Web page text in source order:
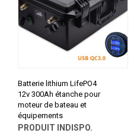
Batterie lithium LifePO4
12v 300Ah étanche pour
moteur de bateau et
équipements
PRODUIT INDISPO.